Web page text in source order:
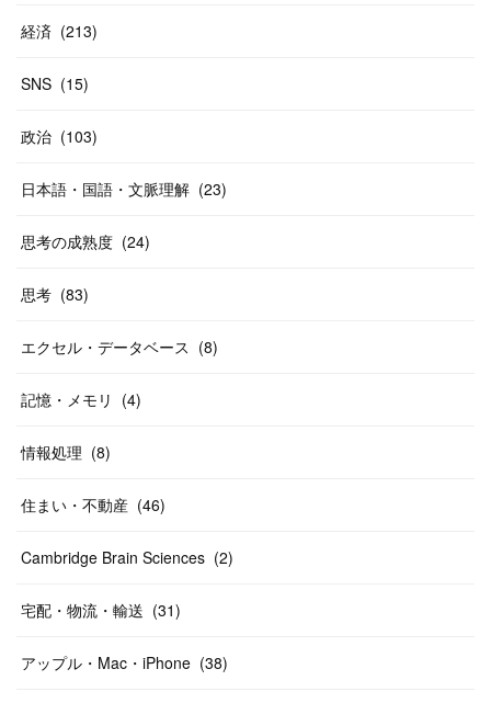
経済 (213)
SNS (15)
政治 (103)
日本語・国語・文脈理解 (23)
思考の成熟度 (24)
思考 (83)
エクセル・データベース (8)
記憶・メモリ (4)
情報処理 (8)
住まい・不動産 (46)
Cambridge Brain Sciences (2)
宅配・物流・輸送 (31)
アップル・Mac・iPhone (38)